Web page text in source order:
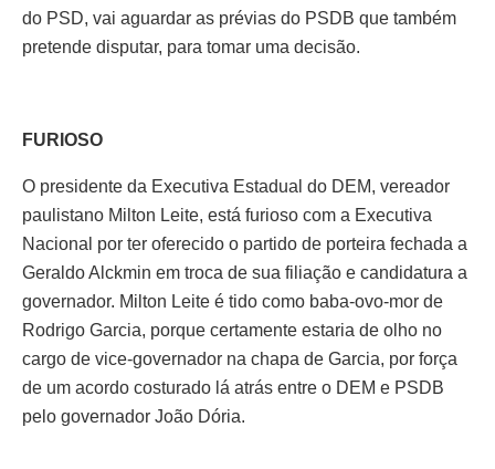
do PSD, vai aguardar as prévias do PSDB que também
pretende disputar, para tomar uma decisão.
FURIOSO
O presidente da Executiva Estadual do DEM, vereador
paulistano Milton Leite, está furioso com a Executiva
Nacional por ter oferecido o partido de porteira fechada a
Geraldo Alckmin em troca de sua filiação e candidatura a
governador. Milton Leite é tido como baba-ovo-mor de
Rodrigo Garcia, porque certamente estaria de olho no
cargo de vice-governador na chapa de Garcia, por força
de um acordo costurado lá atrás entre o DEM e PSDB
pelo governador João Dória.